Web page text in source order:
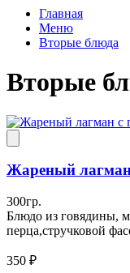
Главная
Меню
Вторые блюда
Вторые
Жареный
300гр.
Блюдо из говядины,
перца,стручковой
350 ₽